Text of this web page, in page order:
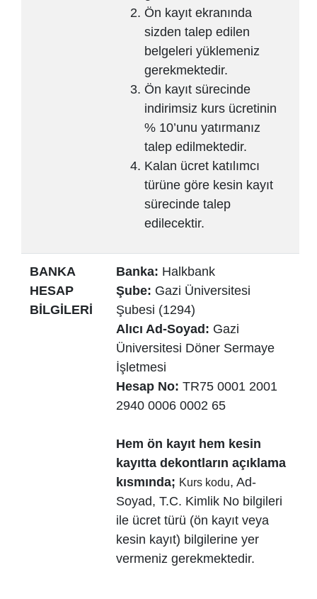
Ön kayıt ekranında
sizden talep edilen
belgeleri yüklemeniz
gerekmektedir.
Ön kayıt sürecinde
indirimsiz kurs ücretinin
% 10’unu yatırmanız
talep edilmektedir.
Kalan ücret katılımcı
türüne göre kesin kayıt
sürecinde talep
edilecektir.
BANKA
HESAP
BİLGİLERİ
Banka: Halkbank
Şube: Gazi Üniversitesi
Şubesi (1294)
Alıcı Ad-Soyad: Gazi
Üniversitesi Döner Sermaye
İşletmesi
Hesap No: TR75 0001 2001
2940 0006 0002 65
Hem ön kayıt hem kesin
kayıtta dekontların açıklama
kısmında; Kurs kodu, Ad-
Soyad, T.C. Kimlik No bilgileri
ile ücret türü (ön kayıt veya
kesin kayıt) bilgilerine yer
vermeniz gerekmektedir.